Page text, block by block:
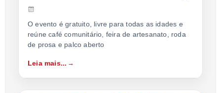
O evento é gratuito, livre para todas as idades e
reúne café comunitário, feira de artesanato, roda
de prosa e palco aberto
Leia mais...